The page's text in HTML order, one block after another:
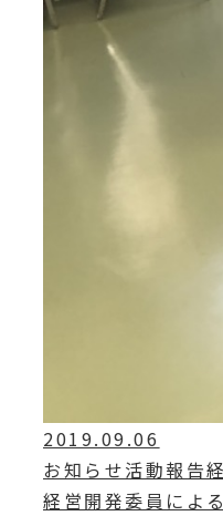
2019.09.06
お知らせ活動報告
経営開発委員によ